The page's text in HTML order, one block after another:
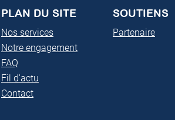
PLAN DU SITE
Nos services
Notre engagement
FAQ
Fil d'actu
Contact
SOUTIENS
Partenaire